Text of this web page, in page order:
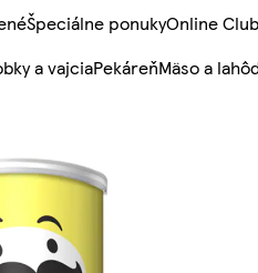
Špeciálne ponukyOnline Club
a vajciaPekáreňMäso a